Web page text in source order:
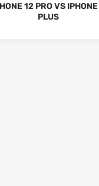
12 PRO VS
PLUS